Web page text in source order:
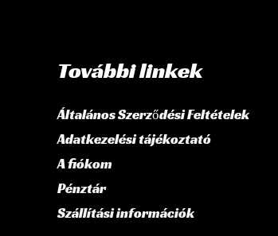
További linkek
Általános Szerződési Feltételek
Adatkezelési tájékoztató
A fiókom
Pénztár
Szállítási információk